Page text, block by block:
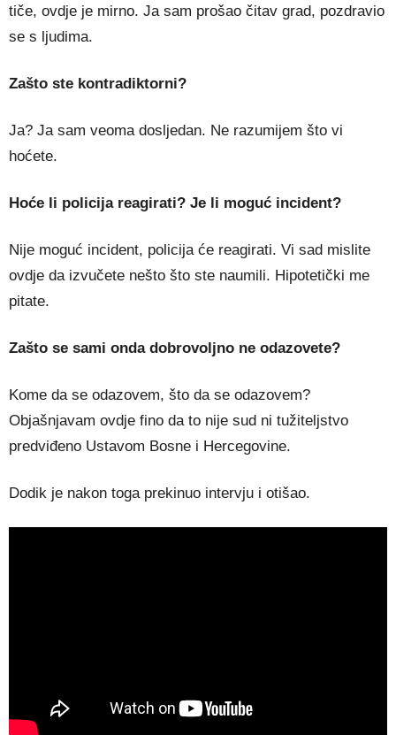
tiče, ovdje je mirno. Ja sam prošao čitav grad, pozdravio
se s ljudima.
Zašto ste kontradiktorni?
Ja? Ja sam veoma dosljedan. Ne razumijem što vi
hoćete.
Hoće li policija reagirati? Je li moguć incident?
Nije moguć incident, policija će reagirati. Vi sad mislite
ovdje da izvučete nešto što ste naumili. Hipotetički me
pitate.
Zašto se sami onda dobrovoljno ne odazovete?
Kome da se odazovem, što da se odazovem?
Objašnjavam ovdje fino da to nije sud ni tužiteljstvo
predviđeno Ustavom Bosne i Hercegovine.
Dodik je nakon toga prekinuo intervju i otišao.